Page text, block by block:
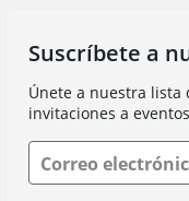
Suscríbete a
Únete a nuestra lista
invitaciones a
Correo